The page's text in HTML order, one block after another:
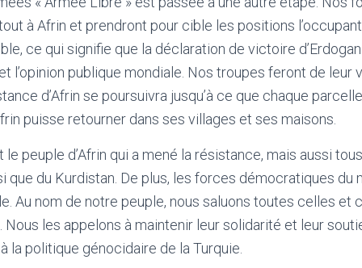
à Afrin et prendront pour cible les positions
ce qui signifie que la déclaration de victoire
l’opinion publique mondiale. Nos troupes feront de leur
d’Afrin se poursuivra jusqu’à ce que chaque
puisse retourner dans ses villages et ses maisons.
le peuple d’Afrin qui a mené la résistance, mais aussi
que du Kurdistan. De plus, les forces démocratiques du
Au nom de notre peuple, nous saluons toutes celles et
Nous les appelons à maintenir leur solidarité et leur
la politique génocidaire de la Turquie.